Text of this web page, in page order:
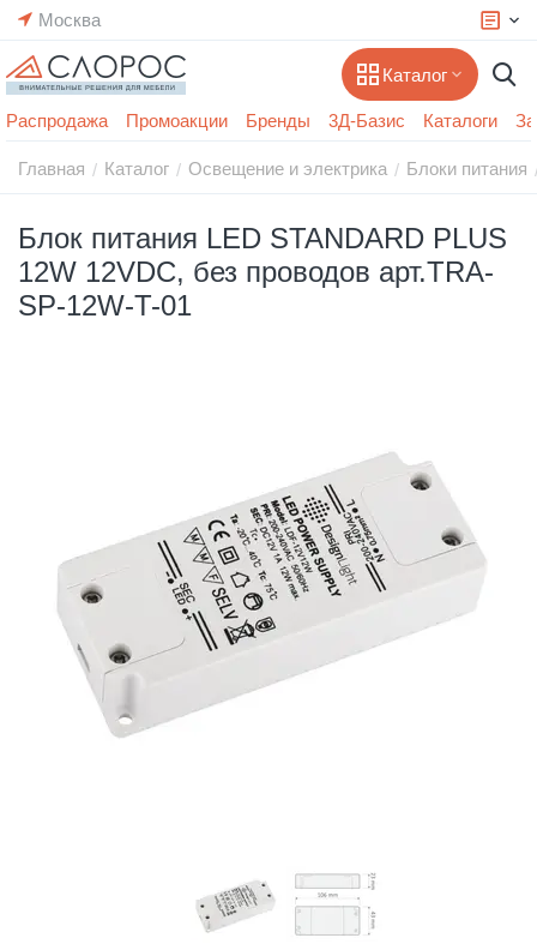
Москва
Каталог
Распродажа Промоакции Бренды 3Д-Базис Каталоги
Главная / Каталог / Освещение и электрика / Блоки питания
Блок питания LED STANDARD PLUS
12W 12VDC, без проводов арт.TRA-
SP-12W-T-01